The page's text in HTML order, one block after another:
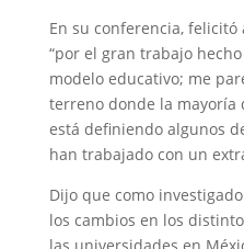
En su conferencia,
“por el gran trabajo
modelo educativo; me
terreno donde la mayoría
está definiendo algunos
han trabajado con un
Dijo que como
los cambios en los